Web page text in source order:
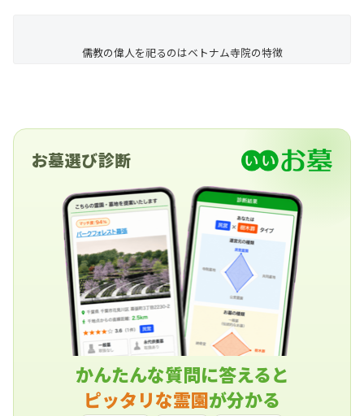
儒教の偉人を祀るのはベトナム寺院の特徴
お墓選び診断
かんたんな質問に答えると
ピッタリな霊園が分かる